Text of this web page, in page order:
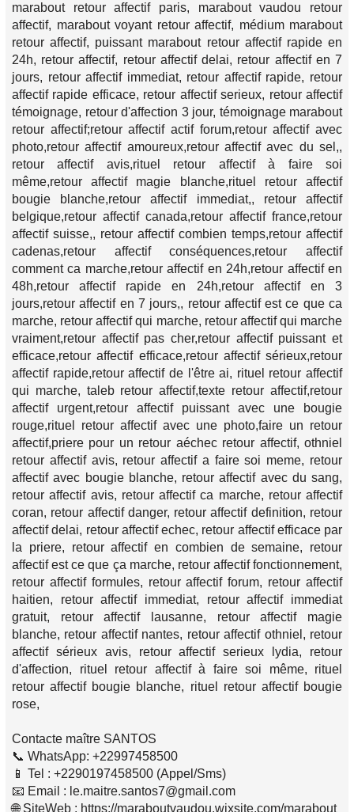
marabout retour affectif paris, marabout vaudou retour
affectif, marabout voyant retour affectif, médium marabout
retour affectif, puissant marabout retour affectif rapide en
24h, retour affectif, retour affectif delai, retour affectif en 7
jours, retour affectif immediat, retour affectif rapide, retour
affectif rapide efficace, retour affectif serieux, retour affectif
témoignage, retour d'affection 3 jour, témoignage marabout
retour affectif;retour affectif actif forum,retour affectif avec
photo,retour affectif amoureux,retour affectif avec du sel,,
retour affectif avis,rituel retour affectif à faire soi
même,retour affectif magie blanche,rituel retour affectif
bougie blanche,retour affectif immediat,, retour affectif
belgique,retour affectif canada,retour affectif france,retour
affectif suisse,, retour affectif combien temps,retour affectif
cadenas,retour affectif conséquences,retour affectif
comment ca marche,retour affectif en 24h,retour affectif en
48h,retour affectif rapide en 24h,retour affectif en 3
jours,retour affectif en 7 jours,, retour affectif est ce que ca
marche, retour affectif qui marche, retour affectif qui marche
vraiment,retour affectif pas cher,retour affectif puissant et
efficace,retour affectif efficace,retour affectif sérieux,retour
affectif rapide,retour affectif de l'être ai, rituel retour affectif
qui marche, taleb retour affectif,texte retour affectif,retour
affectif urgent,retour affectif puissant avec une bougie
rouge,rituel retour affectif avec une photo,faire un retour
affectif,priere pour un retour aéchec retour affectif, othniel
retour affectif avis, retour affectif a faire soi meme, retour
affectif avec bougie blanche, retour affectif avec du sang,
retour affectif avis, retour affectif ca marche, retour affectif
coran, retour affectif danger, retour affectif definition, retour
affectif delai, retour affectif echec, retour affectif efficace par
la priere, retour affectif en combien de semaine, retour
affectif est ce que ça marche, retour affectif fonctionnement,
retour affectif formules, retour affectif forum, retour affectif
haitien, retour affectif immediat, retour affectif immediat
gratuit, retour affectif lausanne, retour affectif magie
blanche, retour affectif nantes, retour affectif othniel, retour
affectif sérieux avis, retour affectif serieux lydia, retour
d'affection, rituel retour affectif à faire soi même, rituel
retour affectif bougie blanche, rituel retour affectif bougie
rose,
Contacte maître SANTOS
📞 WhatsApp: +22997458500
📱 Tel : +2290197458500 (Appel/Sms)
📧 Email : le.maitre.santos7@gmail.com
🌐 SiteWeb : https://maraboutvaudou.wixsite.com/marabout